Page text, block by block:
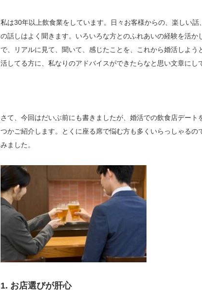
私は30年以上飲食業をしています。日々お客様からの、楽しい
の話しはよく聞きます。いろいろな方とのふれあいの経験を活か
で、リアルに見て、聞いて、感じたことを、これから婚活しよ
活してる方に、私なりのアドバイスができたらなと思い文章にし
さて、今回はだいぶ前にも書きましたが、婚活での飲食店デート
つかご紹介します。とくに座る席で悩む方も多くいらっしゃるの
みました。
1. お店選びが肝心